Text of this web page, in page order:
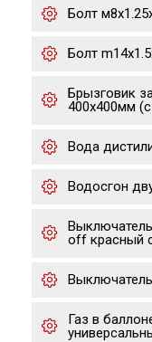
Болт
Болт
Брызговик
400х400мм
Вода
Водосгон
off красный
Газ в